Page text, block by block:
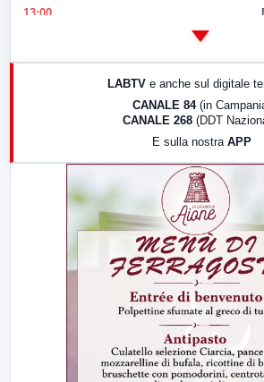
13:00
LABTV e anche sul digitale
CANALE 84 (in
CANALE 268 (DDT
E sulla nostra APP